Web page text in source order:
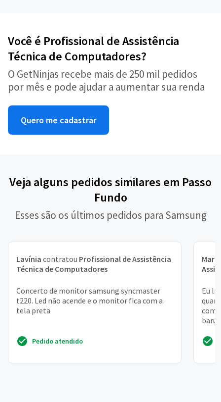
Você é Profissional de Assistência
Técnica de Computadores?
O GetNinjas recebe mais de 250 mil pedidos
por mês e pode ajudar a aumentar sua renda
Quero me cadastrar
Veja alguns pedidos similares em Passo
Fundo
Esses são os últimos pedidos para Samsung
Lavínia contratou Profissional de Assistência
Técnica de Computadores
Concerto de monitor samsung syncmaster
t220. Led não acende e o monitor fica com a
tela preta
Pedido atendido
Eu